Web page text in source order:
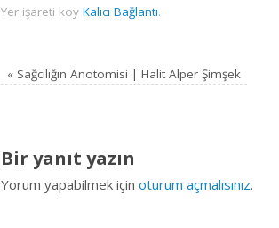
Yer işareti koy Kalıcı Bağlantı.
« Sağcılığın Anotomisi | Halit Alper Şimşek
Bir yanıt yazın
Yorum yapabilmek için oturum açmalısınız.